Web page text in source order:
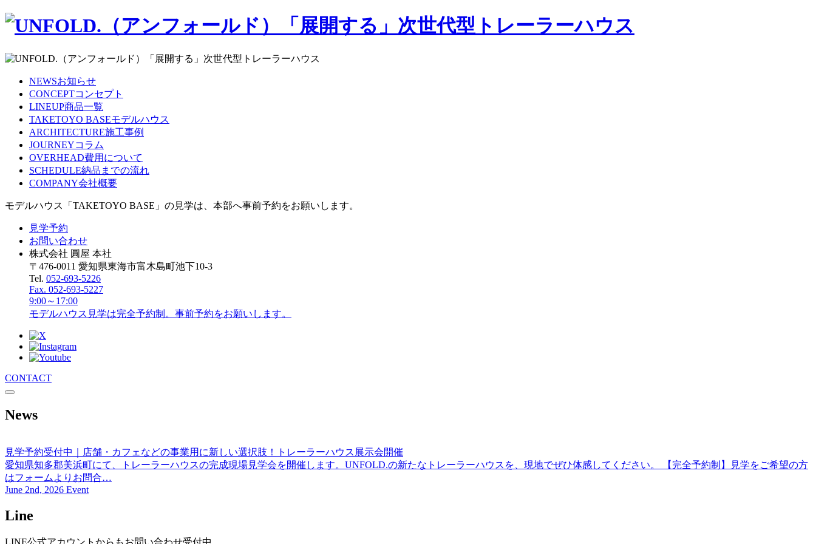
NEWSお知らせ
CONCEPTコンセプト
LINEUP商品一覧
TAKETOYO BASEモデルハウス
ARCHITECTURE施工事例
JOURNEYコラム
OVERHEAD費用について
SCHEDULE納品までの流れ
COMPANY会社概要
モデルハウス「TAKETOYO BASE」の見学は、本部へ事前予約をお願いします。
見学予約
お問い合わせ
株式会社 圓屋 本社
〒476-0011 愛知県東海市富木島町池下10-3
Tel. 052-693-5226
Fax. 052-693-5227
9:00～17:00
モデルハウス見学は完全予約制。事前予約をお願いします。
CONTACT
News
見学予約受付中｜店舗・カフェなどの事業用に新しい選択肢！トレーラーハウス展示会開催
愛知県知多郡美浜町にて、トレーラーハウスの完成現場見学会を開催します。UNFOLD.の新たなトレーラーハウスを、現地でぜひ体感してください。 【完全予約制】見学をご希望の方
はフォームよりお問合…
June 2nd, 2026 Event
Line
LINE公式アカウントからもお問い合わせ受付中